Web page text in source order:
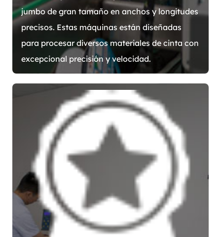
jumbo de gran tamaño en anchos y longitudes
precisos. Estas máquinas están diseñadas
para procesar diversos materiales de cinta con
excepcional precisión y velocidad.